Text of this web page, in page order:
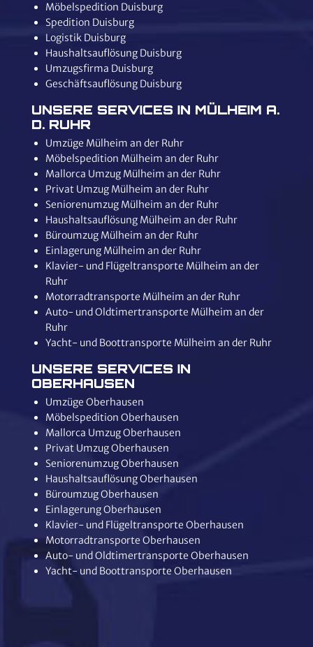
Möbelspedition Duisburg
Spedition Duisburg
Logistik Duisburg
Haushaltsauflösung Duisburg
Umzugsfirma Duisburg
Geschäftsauflösung Duisburg
UNSERE SERVICES IN MÜLHEIM A.
D. RUHR
Umzüge Mülheim an der Ruhr
Möbelspedition Mülheim an der Ruhr
Mallorca Umzug Mülheim an der Ruhr
Privat Umzug Mülheim an der Ruhr
Seniorenumzug Mülheim an der Ruhr
Haushaltsauflösung Mülheim an der Ruhr
Büroumzug Mülheim an der Ruhr
Einlagerung Mülheim an der Ruhr
Klavier- und Flügeltransporte Mülheim an der
Ruhr
Motorradtransporte Mülheim an der Ruhr
Auto- und Oldtimertransporte Mülheim an der
Ruhr
Yacht- und Boottransporte Mülheim an der Ruhr
UNSERE SERVICES IN
OBERHAUSEN
Umzüge Oberhausen
Möbelspedition Oberhausen
Mallorca Umzug Oberhausen
Privat Umzug Oberhausen
Seniorenumzug Oberhausen
Haushaltsauflösung Oberhausen
Büroumzug Oberhausen
Einlagerung Oberhausen
Klavier- und Flügeltransporte Oberhausen
Motorradtransporte Oberhausen
Auto- und Oldtimertransporte Oberhausen
Yacht- und Boottransporte Oberhausen